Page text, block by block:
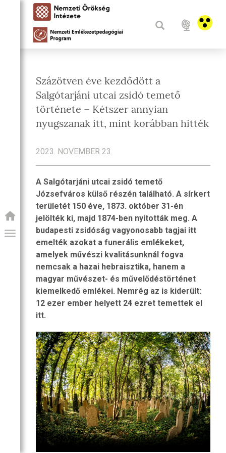
PROGRAM
Százötven éve kezdődött a
Salgótarjáni utcai zsidó temető
története – Kétszer annyian
nyugszanak itt, mint korábban hitték
2023. NOVEMBER 23.
A Salgótarjáni utcai zsidó temető
Józsefváros külső részén található. A sírkert
területét 150 éve, 1873. október 31-én
jelölték ki, majd 1874-ben nyitották meg. A
budapesti zsidóság vagyonosabb tagjai itt
emelték azokat a funerális emlékeket,
amelyek művészi kvalitásunknál fogva
nemcsak a hazai hebraisztika, hanem a
magyar művészet- és művelődéstörténet
kiemelkedő emlékei. Nemrég az is kiderült:
12 ezer ember helyett 24 ezret temettek el
itt.